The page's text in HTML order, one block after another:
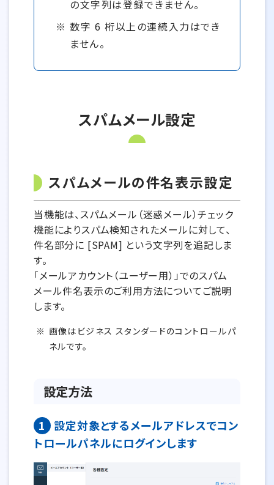
の文字列は登録できません。
数字 6 桁以上の連続入力はでき
ません。
スパムメール設定
スパムメールの件名表示設定
当機能は、スパムメール（迷惑メール）チェック
機能によりスパム検知されたメールに対して、
件名部分に [SPAM] という文字列を追記しま
す。
「メールアカウント（ユーザー用）」でのスパム
メール件名表示のご利用方法についてご説明
します。
画像はビジネス スタンダードのコントロールパ
ネルです。
設定方法
1
設定対象とするメールアドレスでコン
トロールパネルにログインします